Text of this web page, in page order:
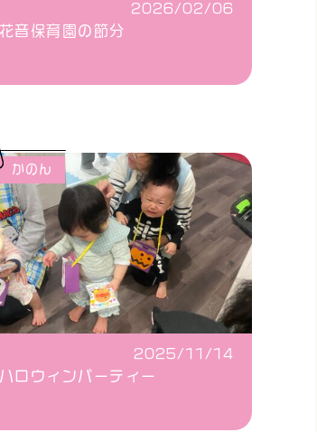
2026/02/06
花音保育園の節分
2025/11/14
ハロウィンパーティー
かのん